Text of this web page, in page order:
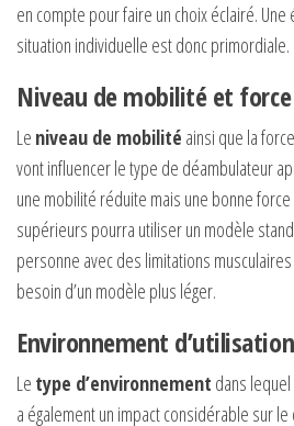
en compte pour faire un choix éclairé.
situation individuelle est donc primordiale.
Niveau de mobilité et
Le niveau de mobilité ainsi que la
vont influencer le type de déambulateur
une mobilité réduite mais une bonne
supérieurs pourra utiliser un modèle
personne avec des limitations
besoin d’un modèle plus léger.
Environnement d’utilisation
Le type d’environnement dans
a également un impact considérable sur le